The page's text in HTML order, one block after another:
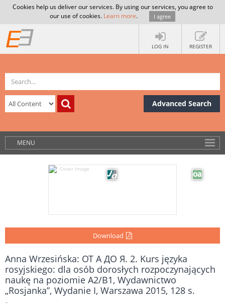
Cookies help us deliver our services. By using our services, you agree to
our use of cookies. Learn more. I agree
LOG IN REGISTER
Advanced Search
MENU
Download
Anna Wrzesińska: ОТ А ДО Я. 2. Kurs języka
rosyjskiego: dla osób dorosłych rozpoczynających
naukę na poziomie A2/B1, Wydawnictwo
„Rosjanka”, Wydanie I, Warszawa 2015, 128 s.
-